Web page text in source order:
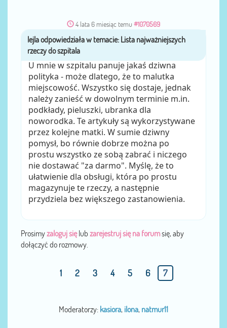
4 lata 6 miesiąc temu #1070569
przezlejla
U mnie w szpitalu panuje jakaś dziwna
polityka - może dlatego, że to malutka
miejscowość. Wszystko się dostaje, jednak
należy zanieść w dowolnym terminie m.in.
podkłady, pieluszki, ubranka dla
noworodka. Te artykuły są wykorzystywane
przez kolejne matki. W sumie dziwny
pomysł, bo równie dobrze można po
prostu wszystko ze sobą zabrać i niczego
nie dostawać "za darmo". Myślę, że to
ułatwienie dla obsługi, która po prostu
magazynuje te rzeczy, a następnie
przydziela bez większego zastanowienia.
Prosimyzaloguj sięlub zarejestruj się na forumsię, aby
dołączyć do rozmowy.
1 2 3 4 5 6 7
Moderatorzy: kasiora, ilona, natmur11